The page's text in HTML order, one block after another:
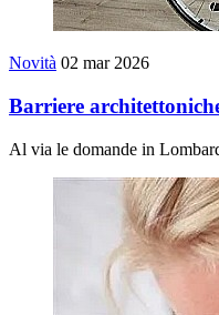
Novità 02 mar 2026
Barriere
Al via le domande in